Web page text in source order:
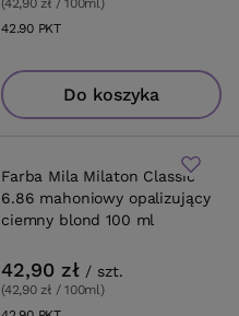
42.90PKTpunktów
Do koszyka
Farba Mila Milaton Classic
6.86 mahoniowy opalizujący
ciemny blond 100 ml
42,90 zł / szt.
(42,90 zł / 100ml)